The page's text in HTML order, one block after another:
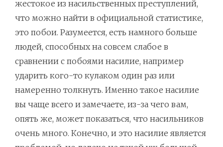
жестокое из насильственных преступлений,
что можно найти в официальной статистике,
это побои. Разумеется, есть намного больше
людей, способных на совсем слабое в
сравнении с побоями насилие, например
ударить кого-то кулаком один раз или
намеренно толкнуть. Именно такое насилие
вы чаще всего и замечаете, из-за чего вам,
опять же, может показаться, что насильников
очень много. Конечно, и это насилие является